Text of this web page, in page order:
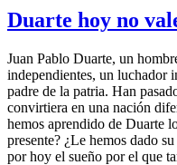
Duarte hoy no
Juan Pablo Duarte, un
independientes, un luchador
padre de la patria. Han
convirtiera en una nación
hemos aprendido de Duarte
presente? ¿Le hemos dado
por hoy el sueño por el que